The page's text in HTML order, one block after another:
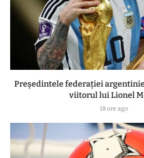
Președintele federației
viitorul lui Lionel
18 ore ago